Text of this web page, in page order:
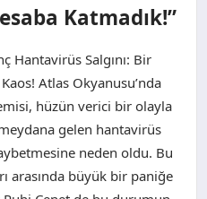
Katmadık!”
Hantavirüs Salgını: Bir
Atlas Okyanusu’nda
hüzün verici bir olayla
gelen hantavirüs
neden oldu. Bu
arasında büyük bir paniğe